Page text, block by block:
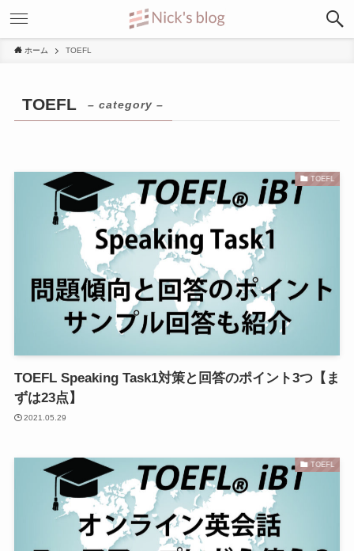
ホーム TOEFL
TOEFL – category –
TOEFL
TOEFL Speaking Task1対策と回答のポイント3つ【ま
ずは23点】
2021.05.29
TOEFL